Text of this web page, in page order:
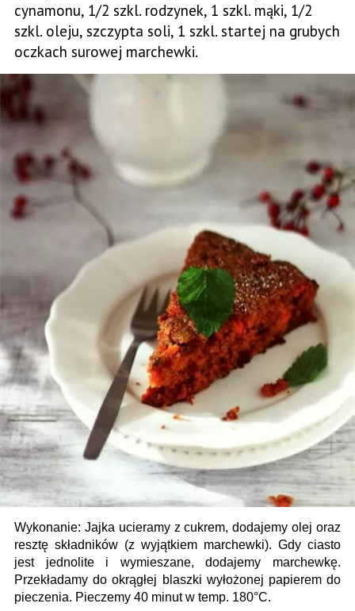
cynamonu, 1/2 szkl. rodzynek, 1 szkl. mąki, 1/2
szkl. oleju, szczypta soli, 1 szkl. startej na grubych
oczkach surowej marchewki.
Wykonanie: Jajka ucieramy z cukrem, dodajemy olej oraz
resztę składników (z wyjątkiem marchewki). Gdy ciasto
jest jednolite i wymieszane, dodajemy marchewkę.
Przekładamy do okrągłej blaszki wyłożonej papierem do
pieczenia. Pieczemy 40 minut w temp. 180°C.